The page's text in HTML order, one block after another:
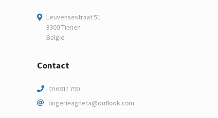
Leuvensestraat 51
3300 Tienen
België
Contact
016811790
lingerieagneta@outlook.com